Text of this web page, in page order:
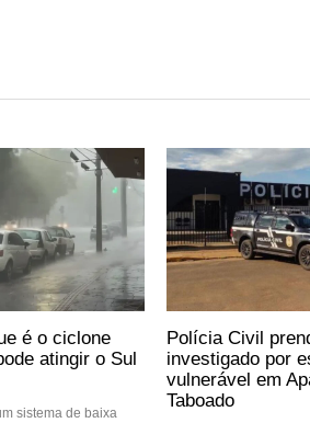
é o ciclone
atingir o Sul
sistema de baixa
Polícia Civil
investigado por
vulnerável em
Taboado